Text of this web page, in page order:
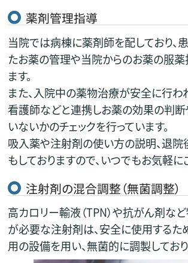
薬剤管理指導
当院では病棟に薬剤師を配しており、
たお薬の管理や当院からのお薬の服薬
ます。
また、入院中の薬物治療が安全に行わ
看護師などと連携しお薬の効果の判
いないかのチェックを行っています。
吸入薬や注射剤の使い方の説明、退
もしておりますので、いつでもお気軽に
注射剤の混合調整（無菌調整）
高カロリー輸液（TPN）や抗がん剤な
が必要な注射剤は、安全に使用する
用の設備を用い、無菌的に調製しており